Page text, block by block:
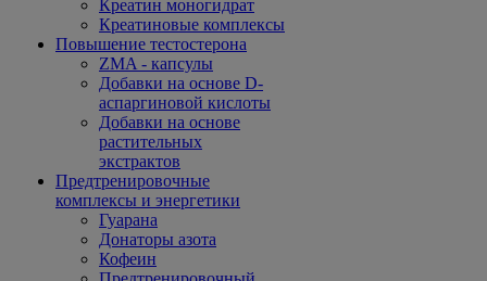
Креатин моногидрат
Креатиновые комплексы
Повышение тестостерона
ZMA - капсулы
Добавки на основе D-
аспаргиновой кислоты
Добавки на основе
растительных
экстрактов
Предтренировочные
комплексы и энергетики
Гуарана
Донаторы азота
Кофеин